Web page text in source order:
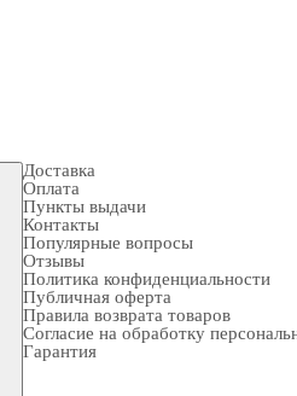
Доставка
Оплата
Пункты выдачи
Контакты
Популярные вопросы
Отзывы
Политика конфиденциальности
Публичная оферта
Правила возврата товаров
Согласие на обработку
Гарантия